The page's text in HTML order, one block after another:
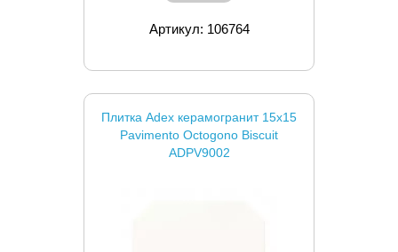
Артикул: 106764
Плитка Adex керамогранит 15x15
Pavimento Octogono Biscuit
ADPV9002